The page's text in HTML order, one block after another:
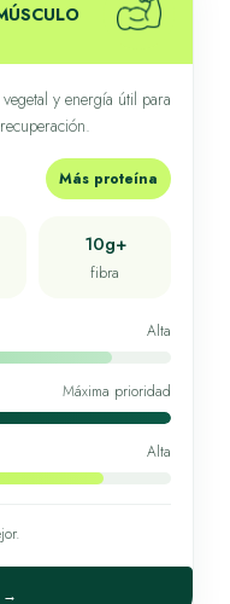
y energía útil para
Más proteína
10g+
fibra
Alta
Máxima prioridad
Alta
→